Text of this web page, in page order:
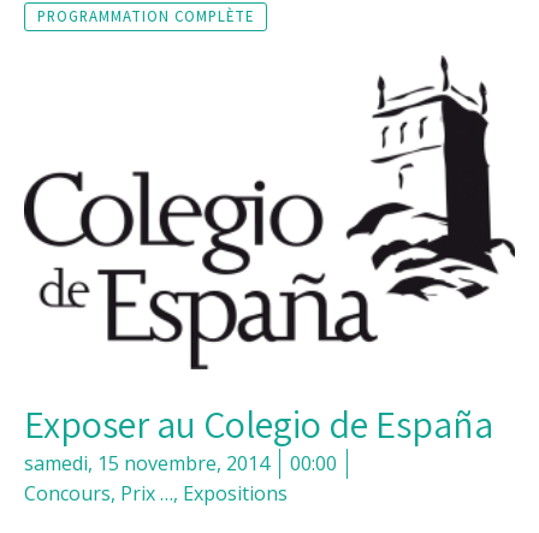
PROGRAMMATION COMPLÈTE
Exposer au Colegio de España
samedi, 15 novembre, 2014
00:00
Concours, Prix …, Expositions